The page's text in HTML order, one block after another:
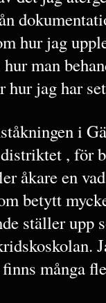
hur jag
man
hur jag har
i
, för
åkare en
betytt
ställer upp
många